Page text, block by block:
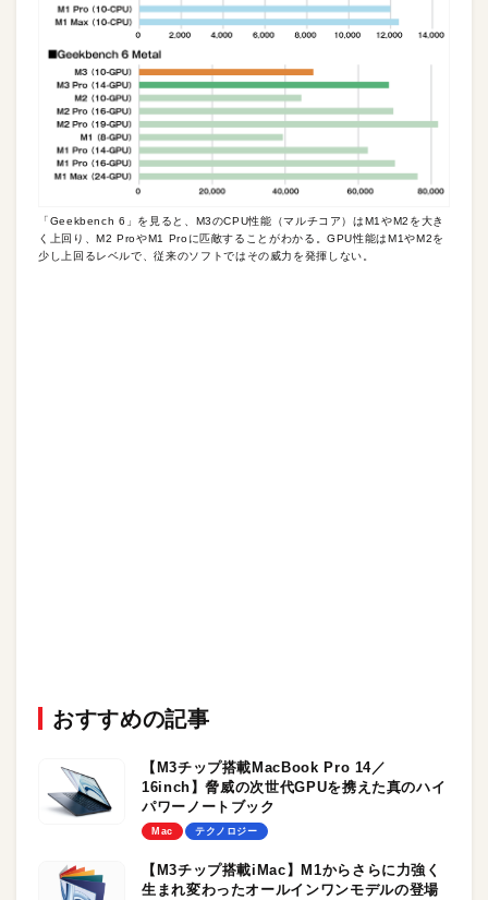
「Geekbench 6」を見ると、M3のCPU性能（マルチコア）はM1やM2を大き
く上回り、M2 ProやM1 Proに匹敵することがわかる。GPU性能はM1やM2を
少し上回るレベルで、従来のソフトではその威力を発揮しない。
おすすめの記事
【M3チップ搭載MacBook Pro 14／
16inch】脅威の次世代GPUを携えた真のハイ
パワーノートブック
Mac テクノロジー
【M3チップ搭載iMac】M1からさらに力強く
生まれ変わったオールインワンモデルの登場